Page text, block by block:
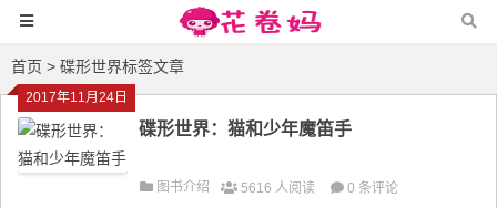
首页 > 碟形世界标签文章
2017年11月24日
碟形世界：猫和少年魔笛手
图书介绍 5616 人阅读 0 条评论